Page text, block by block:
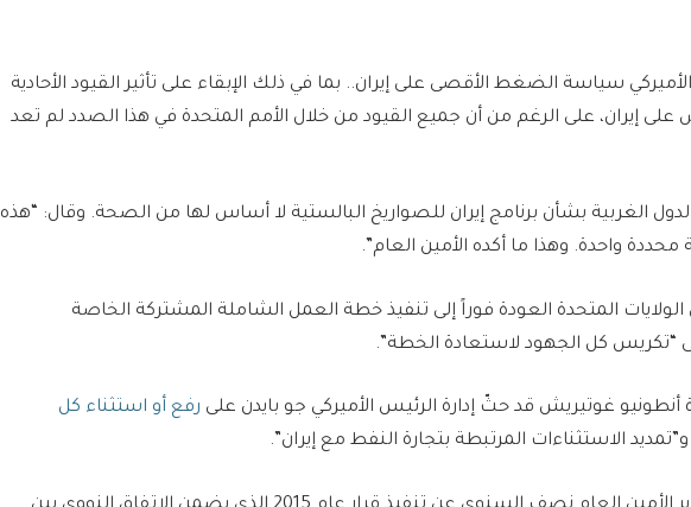
سياسة الضغط الأقصى على إيران.. بما في ذلك الإبقاء على تأثير القيود الأحادية
إيران، على الرغم من أن جميع القيود من خلال الأمم المتحدة في هذا الصدد لم تعد
الغربية بشأن برنامج إيران للصواريخ البالستية لا أساس لها من الصحة. وقال: “هذه
واحدة. وهذا ما أكده الأمين العام”.
المتحدة العودة فوراً إلى تنفيذ خطة العمل الشاملة المشتركة الخاصة
إلى “تكريس كل الجهود لاستعادة الخطة”.
أنطونيو غوتيريش قد حثّ إدارة الرئيس الأميركي جو بايدن على رفع أو استثناء كل
و”تمديد الاستثناءات المرتبطة بتجارة النفط مع إيران”.